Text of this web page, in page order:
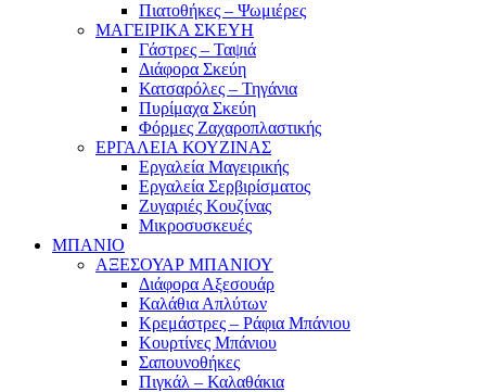
Πιατοθήκες – Ψωμιέρες
ΜΑΓΕΙΡΙΚΑ ΣΚΕΥΗ
Γάστρες – Ταψιά
Διάφορα Σκεύη
Κατσαρόλες – Τηγάνια
Πυρίμαχα Σκεύη
Φόρμες Ζαχαροπλαστικής
ΕΡΓΑΛΕΙΑ ΚΟΥΖΙΝΑΣ
Εργαλεία Μαγειρικής
Εργαλεία Σερβιρίσματος
Ζυγαριές Κουζίνας
Μικροσυσκευές
ΜΠΑΝΙΟ
ΑΞΕΣΟΥΑΡ ΜΠΑΝΙΟΥ
Διάφορα Αξεσουάρ
Καλάθια Απλύτων
Κρεμάστρες – Ράφια Μπάνιου
Κουρτίνες Μπάνιου
Σαπουνοθήκες
Πιγκάλ – Καλαθάκια